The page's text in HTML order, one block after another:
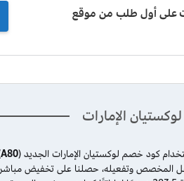
10% + تخفيضات على أول طلب من موقع
الإمارات
كود خصم لوكستيان الإمارات الجديد (A80